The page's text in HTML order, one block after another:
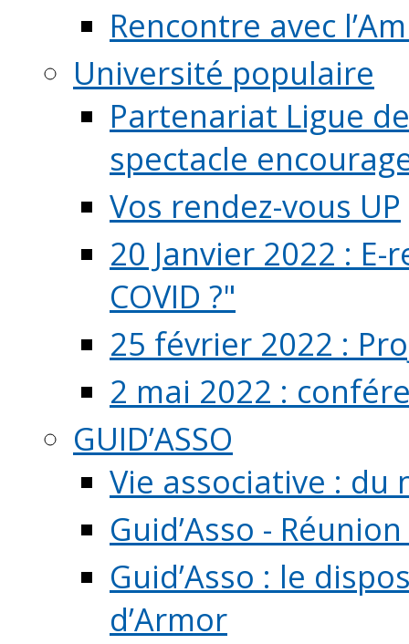
Rencontre avec
Université populaire
Partenariat Ligue
spectacle
Vos rendez-vous UP
20 Janvier 2022 :
COVID ?"
25 février 2022 :
2 mai 2022 :
GUID’ASSO
Vie associative : du
Guid’Asso -
Guid’Asso : le
d’Armor